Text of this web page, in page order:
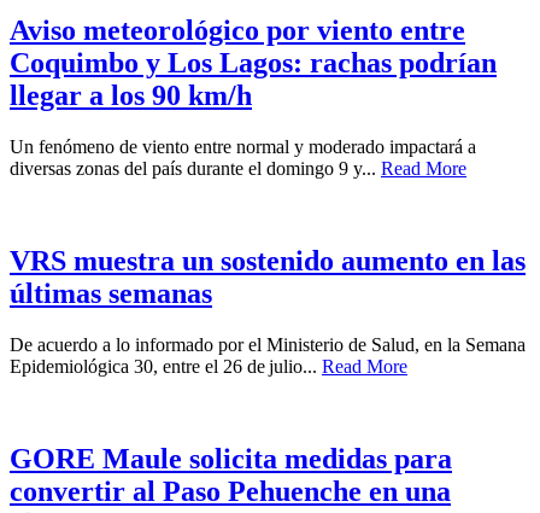
Aviso meteorológico por viento entre
Coquimbo y Los Lagos: rachas podrían
llegar a los 90 km/h
Un fenómeno de viento entre normal y moderado impactará a
diversas zonas del país durante el domingo 9 y... Read More
VRS muestra un sostenido aumento en las
últimas semanas
De acuerdo a lo informado por el Ministerio de Salud, en la Semana
Epidemiológica 30, entre el 26 de julio... Read More
GORE Maule solicita medidas para
convertir al Paso Pehuenche en una